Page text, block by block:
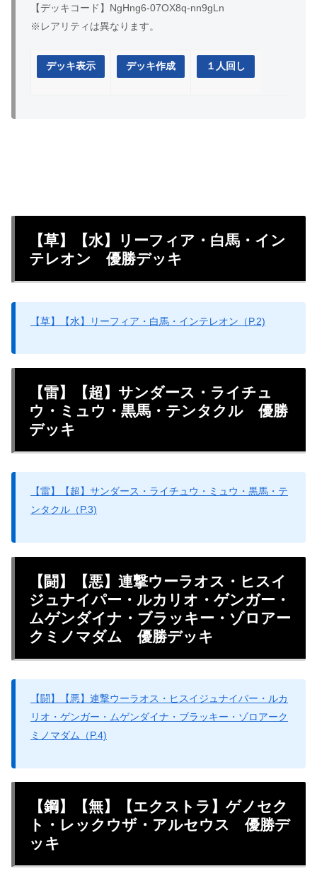
【デッキコード】NgHng6-07OX8q-nn9gLn
※レアリティは異なります。
デッキ表示 デッキ作成 １人回し
【草】【水】リーフィア・白馬・イン
テレオン 優勝デッキ
【草】【水】リーフィア・白馬・インテレオン（P.2)
【雷】【超】サンダース・ライチュ
ウ・ミュウ・黒馬・テンタクル 優勝
デッキ
【雷】【超】サンダース・ライチュウ・ミュウ・黒馬・テ
ンタクル（P.3)
【闘】【悪】連撃ウーラオス・ヒスイ
ジュナイパー・ルカリオ・ゲンガー・
ムゲンダイナ・ブラッキー・ゾロアー
クミノマダム 優勝デッキ
【闘】【悪】連撃ウーラオス・ヒスイジュナイパー・ルカ
リオ・ゲンガー・ムゲンダイナ・ブラッキー・ゾロアーク
ミノマダム（P.4)
【鋼】【無】【エクストラ】ゲノセク
ト・レックウザ・アルセウス 優勝デ
ッキ